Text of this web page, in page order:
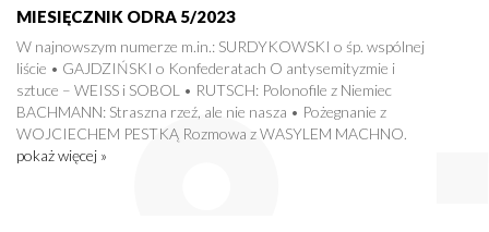
MIESIĘCZNIK ODRA 5/2023
W najnowszym numerze m.in.: SURDYKOWSKI o śp. wspólnej
liście • GAJDZIŃSKI o Konfederatach O antysemityzmie i
sztuce – WEISS i SOBOL • RUTSCH: Polonofile z Niemiec
BACHMANN: Straszna rzeź, ale nie nasza • Pożegnanie z
WOJCIECHEM PESTKĄ Rozmowa z WASYLEM MACHNO.
pokaż więcej »